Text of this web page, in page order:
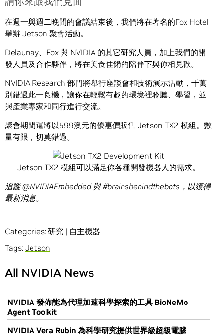
在週一與週二晚間的會議結束後，我們將在著名的Fox Hotel
舉辦 Jetson 聚會活動。
Delaunay、Fox 與 NVIDIA 的其它研究人員，加上我們的開
發人員及合作夥伴，將在美食佳餚的陪伴下與你相見歡。
NVIDIA Research 部門將舉行座談會和技術演示活動，千萬
別錯過此一良機，讓你在輕鬆有趣的環境裡聆聽、學習，並
與產業專家和同行進行交流。
聚會期間還將以599澳元的優惠價販售 Jetson TX2 模組。數
量有限，切莫錯過。
Jetson TX2 模組可以滿足你各種開發機器人的需求。
追蹤 @NVIDIAEmbedded 與#brainsbehindthebots ，以獲得
最新消息。
Categories: 研究 | 自主機器
Tags: Jetson
All NVIDIA News
NVIDIA 發佈能為代理加速科學探索的工具 BioNeMo
Agent Toolkit
NVIDIA Vera Rubin 為科學研究提供世界級超級電腦